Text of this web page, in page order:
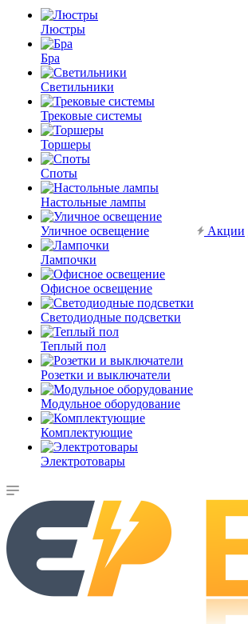
Люстры
Бра
Светильники
Трековые системы
Торшеры
Споты
Настольные лампы
Уличное освещение
Лампочки
Офисное освещение
Светодиодные подсветки
Теплый пол
Розетки и выключатели
Модульное оборудование
Комплектующие
Электротовары
Акции